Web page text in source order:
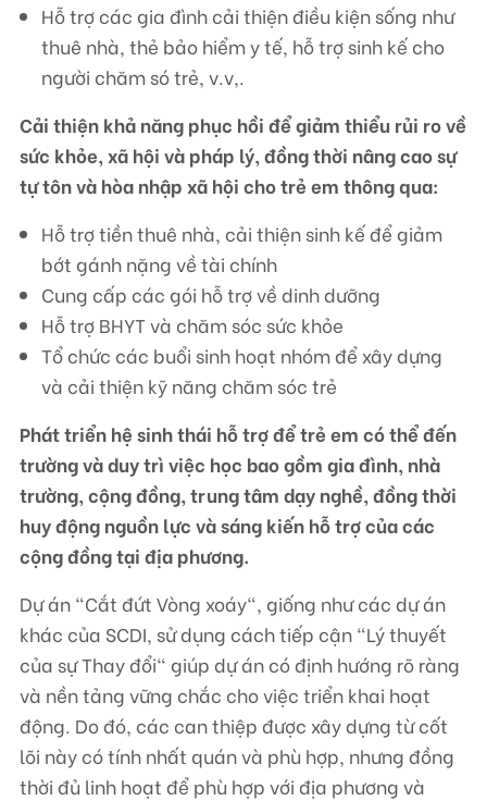
Hỗ trợ các gia đình cải thiện điều kiện sống như
thuê nhà, thẻ bảo hiểm y tế, hỗ trợ sinh kế cho
người chăm só trẻ, v.v,.
Cải thiện khả năng phục hồi để giảm thiểu rủi ro về
sức khỏe, xã hội và pháp lý, đồng thời nâng cao sự
tự tôn và hòa nhập xã hội cho trẻ em thông qua:
Hỗ trợ tiền thuê nhà, cải thiện sinh kế để giảm
bớt gánh nặng về tài chính
Cung cấp các gói hỗ trợ về dinh dưỡng
Hỗ trợ BHYT và chăm sóc sức khỏe
Tổ chức các buổi sinh hoạt nhóm để xây dựng
và cải thiện kỹ năng chăm sóc trẻ
Phát triển hệ sinh thái hỗ trợ để trẻ em có thể đến
trường và duy trì việc học bao gồm gia đình, nhà
trường, cộng đồng, trung tâm dạy nghề, đồng thời
huy động nguồn lực và sáng kiến hỗ trợ của các
cộng đồng tại địa phương.
Dự án "Cắt đứt Vòng xoáy", giống như các dự án
khác của SCDI, sử dụng cách tiếp cận "Lý thuyết
của sự Thay đổi" giúp dự án có định hướng rõ ràng
và nền tảng vững chắc cho việc triển khai hoạt
động. Do đó, các can thiệp được xây dựng từ cốt
lõi này có tính nhất quán và phù hợp, nhưng đồng
thời đủ linh hoạt để phù hợp với địa phương và